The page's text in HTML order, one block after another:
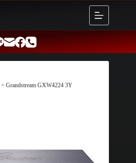
> Grandstream GXW4224 3Y